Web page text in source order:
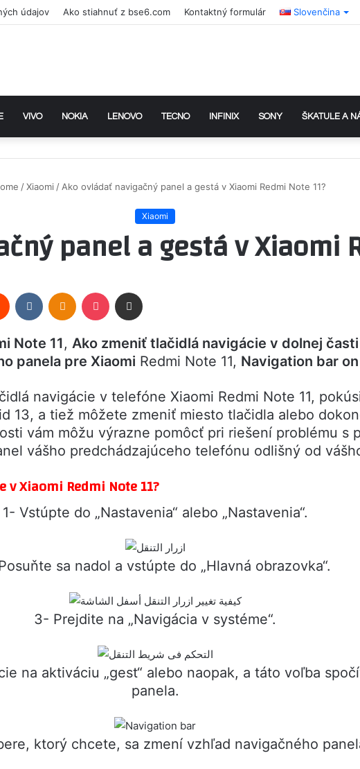
údajov Ako stiahnuť z bse6.com Kontaktný formulár Slovenčina
VIVO NOKIA LENOVO TECNO INFINIX SONY ŠKATULE A
/ Xiaomi / Ako ovládať navigačný panel a gestá v Xiaomi Redmi Note 11?
Xiaomi
panel a gestá v Xiaomi
Reddit VKontakteOdnoklassniki
Pocket
Note 11, Ako zmeniť tlačidlá navigácie v dolnej
panela pre Xiaomi Redmi Note 11, Navigation bar
navigácie v telefóne Xiaomi Redmi Note 11,
13, a tiež môžete zmeniť miesto tlačidla alebo
vám môžu výrazne pomôcť pri riešení problému s
vášho predchádzajúceho telefónu odlišný od
Xiaomi Redmi Note 11?
1- Vstúpte do „Nastavenia“ alebo „Nastavenia“.
sa nadol a vstúpte do „Hlavná obrazovka“.
3- Prejdite na „Navigácia v systéme“.
na aktiváciu „gest“ alebo naopak, a táto voľba
panela.
ktorý chcete, sa zmení vzhľad navigačného